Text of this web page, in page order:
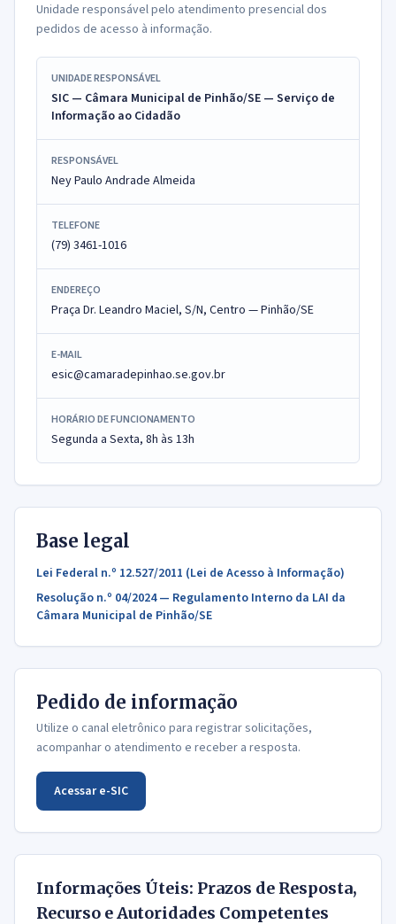
Unidade responsável pelo atendimento presencial dos
pedidos de acesso à informação.
UNIDADE RESPONSÁVEL
SIC — Câmara Municipal de Pinhão/SE — Serviço de
Informação ao Cidadão
RESPONSÁVEL
Ney Paulo Andrade Almeida
TELEFONE
(79) 3461-1016
ENDEREÇO
Praça Dr. Leandro Maciel, S/N, Centro — Pinhão/SE
E-MAIL
esic@camaradepinhao.se.gov.br
HORÁRIO DE FUNCIONAMENTO
Segunda a Sexta, 8h às 13h
Base legal
Lei Federal n.º 12.527/2011 (Lei de Acesso à Informação)
Resolução n.º 04/2024 — Regulamento Interno da LAI da
Câmara Municipal de Pinhão/SE
Pedido de informação
Utilize o canal eletrônico para registrar solicitações,
acompanhar o atendimento e receber a resposta.
Acessar e-SIC
Informações Úteis: Prazos de Resposta,
Recurso e Autoridades Competentes